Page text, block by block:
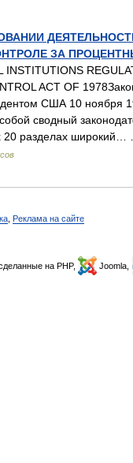
ЗА
ACT OF
США 10 ноября
сводный
20 разделах
Реклама на сайте
сделанные на PHP, Joomla,